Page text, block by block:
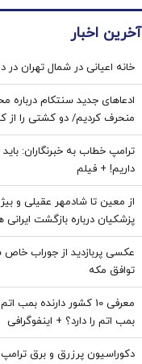
آخرین اخبار
خانه اعیانی در شمال تهران
منحرف کردیم/ دو کشتی را از
ترامپ خطاب به خبرنگاران:
داریم! + فیلم
از معین تا شادمهر عقیلی و
پزشکیان درباره بازگشت
عکسی پربازدید از جوراب‌
توافق‌ مکه
معرفی 10 کشور دارنده
بمب اتم را دارد؟ + اینفوگرافی
دکوراسیون پرزرق‌ و برق